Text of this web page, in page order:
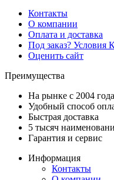
Контакты
О компании
Оплата и доставка
Под заказ?
Оценить сайт
Преимущества
На рынке с 2004 года
Удобный способ
Быстрая доставка
5 тысяч
Гарантия и сервис
Информация
Контакты